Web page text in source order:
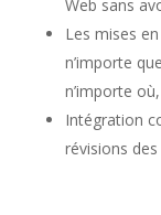
Web sans
Les mises
n’importe
n’importe
Intégration
révisions